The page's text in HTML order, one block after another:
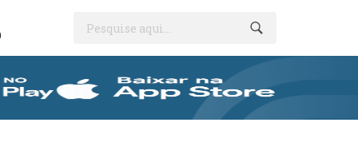
Pesquise aqui...